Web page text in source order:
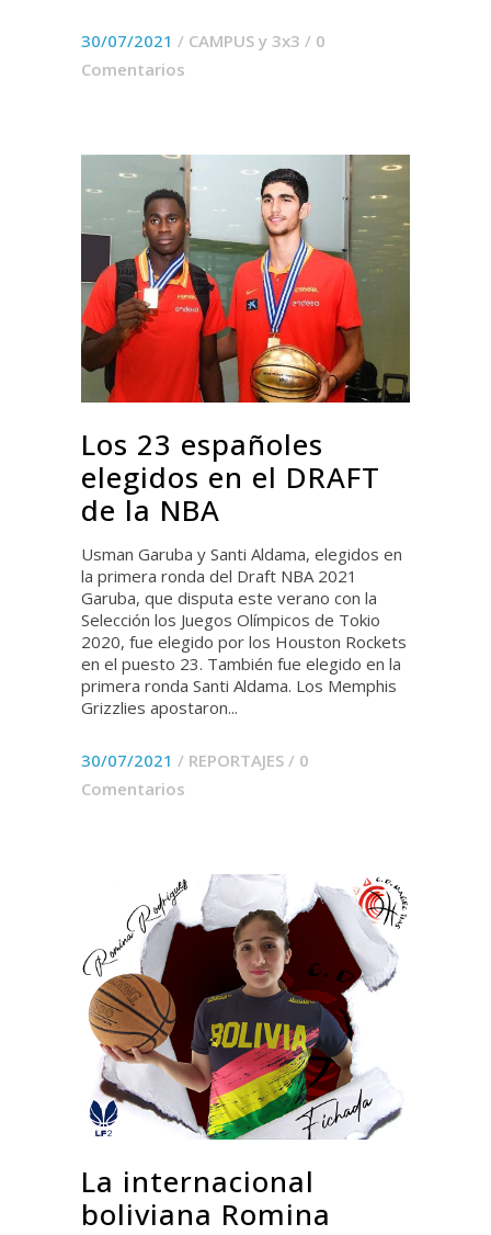
30/07/2021 / CAMPUS y 3x3 / 0
Comentarios
Los 23 españoles
elegidos en el DRAFT
de la NBA
Usman Garuba y Santi Aldama, elegidos en
la primera ronda del Draft NBA 2021
Garuba, que disputa este verano con la
Selección los Juegos Olímpicos de Tokio
2020, fue elegido por los Houston Rockets
en el puesto 23. También fue elegido en la
primera ronda Santi Aldama. Los Memphis
Grizzlies apostaron...
30/07/2021 / REPORTAJES / 0
Comentarios
La internacional
boliviana Romina